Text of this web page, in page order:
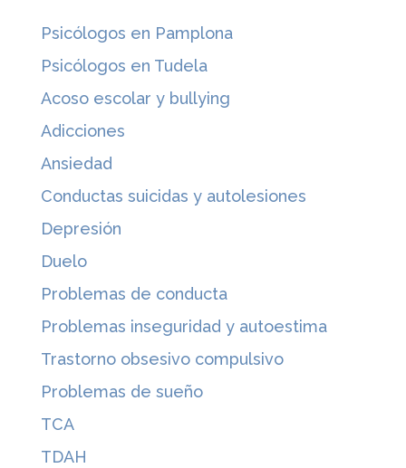
Psicólogos en Pamplona
Psicólogos en Tudela
Acoso escolar y bullying
Adicciones
Ansiedad
Conductas suicidas y autolesiones
Depresión
Duelo
Problemas de conducta
Problemas inseguridad y autoestima
Trastorno obsesivo compulsivo
Problemas de sueño
TCA
TDAH